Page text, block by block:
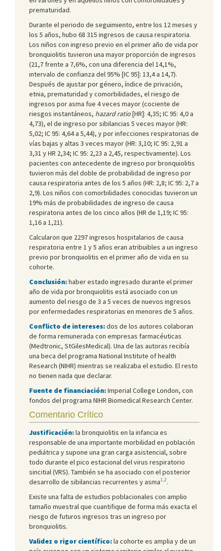
prematuridad.
Durante el periodo de seguimiento, entre los 12 meses y
los 5 años, hubo 68 315 ingresos de causa respiratoria.
Los niños con ingreso previo en el primer año de vida por
bronquiolitis tuvieron una mayor proporción de ingresos
(21,7 frente a 7,6%, con una diferencia del 14,1%,
intervalo de confianza del 95% [IC 95]: 13,4 a 14,7).
Después de ajustar por género, índice de privación,
etnia, prematuridad y comorbilidades, el riesgo de
ingresos por asma fue 4 veces mayor (cociente de
riesgos instantáneos, hazard ratio[HR]: 4,35; IC 95: 4,0 a
4,73), el de ingreso por sibilancias 5 veces mayor (HR:
5,02; IC 95: 4,64 a 5,44), y por infecciones respiratorias de
vías bajas y altas 3 veces mayor (HR: 3,10; IC 95: 2,91 a
3,31 y HR 2,34; IC 95: 2,23 a 2,45, respectivamente). Los
pacientes con antecedente de ingreso por bronquiolitis
tuvieron más del doble de probabilidad de ingreso por
causa respiratoria antes de los 5 años (HR: 2,8; IC 95: 2,7 a
2,9). Los niños con comorbilidades conocidas tuvieron un
19% más de probabilidades de ingreso de causa
respiratoria antes de los cinco años (HR de 1,19; IC 95:
1,16 a 1,21).
Calcularon que 2297 ingresos hospitalarios de causa
respiratoria entre 1 y 5 años eran atribuibles a un ingreso
previo por bronquiolitis en el primer año de vida en su
cohorte.
Conclusión:haber estado ingresado durante el primer
año de vida por bronquiolitis está asociado con un
aumento del riesgo de 3 a 5 veces de nuevos ingresos
por enfermedades respiratorias en menores de 5 años.
Conflicto de intereses:dos de los autores colaboran
de forma remunerada con empresas farmacéuticas
(Medtronic, StGilesMedical). Una de las autoras recibía
una beca del programa National Institute of health
Research (NIHR) mientras se realizaba el estudio. El resto
no tienen nada que declarar.
Fuente de financiación:Imperial College London, con
fondos del programa NIHR Biomedical Research Center.
Comentario Crítico
Justificación:la bronquiolitis en la infancia es
responsable de una importante morbilidad en población
pediátrica y supone una gran carga asistencial, sobre
todo durante el pico estacional del virus respiratorio
sincitial (VRS). También se ha asociado con el posterior
desarrollo de sibilancias recurrentes y asma1,2.
Existe una falta de estudios poblacionales con amplio
tamaño muestral que cuantifique de forma más exacta el
riesgo de futuros ingresos tras un ingreso por
bronquiolitis.
Validez o rigor científico:la cohorte es amplia y de un